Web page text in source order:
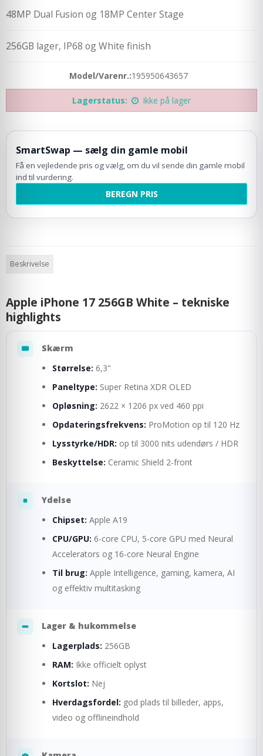
48MP Dual Fusion og 18MP Center Stage
256GB lager, IP68 og White finish
Model/Varenr.:195950643657
Lagerstatus: Ikke på lager
SmartSwap — sælg din gamle mobil
Få en vejledende pris og vælg, om du vil sende din gamle mobil
ind til vurdering.
BEREGN PRIS
Beskrivelse
Apple iPhone 17 256GB White – tekniske
highlights
Skærm
Størrelse: 6,3"
Paneltype: Super Retina XDR OLED
Opløsning: 2622 × 1206 px ved 460 ppi
Opdateringsfrekvens: ProMotion op til 120 Hz
Lysstyrke/HDR: op til 3000 nits udendørs / HDR
Beskyttelse: Ceramic Shield 2-front
Ydelse
Chipset: Apple A19
CPU/GPU: 6-core CPU, 5-core GPU med Neural
Accelerators og 16-core Neural Engine
Til brug: Apple Intelligence, gaming, kamera, AI
og effektiv multitasking
Lager & hukommelse
Lagerplads: 256GB
RAM: Ikke officielt oplyst
Kortslot: Nej
Hverdagsfordel: god plads til billeder, apps,
video og offlineindhold